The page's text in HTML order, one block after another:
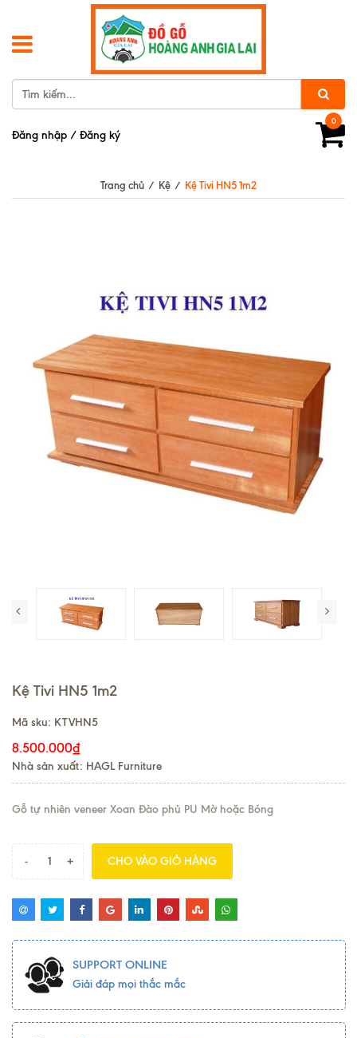
0
Đăng nhập / Đăng ký
Trang chủ / Kệ / Kệ Tivi HN5 1m2
Kệ Tivi HN5 1m2
Mã sku: KTVHN5
8.500.000₫
Nhà sản xuất: HAGL Furniture
Gỗ tự nhiên veneer Xoan Đào phủ PU Mờ hoặc Bóng
- + CHO VÀO GIỎ HÀNG
SUPPORT ONLINE
Giải đáp mọi thắc mắc